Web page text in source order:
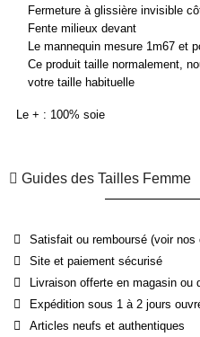
Fermeture à glissière invisible
Fente milieux devant
Le mannequin mesure 1m67 et
Ce produit taille normalement,
votre taille habituelle
Le + : 100% soie
Guides des Tailles Femme
Satisfait ou remboursé (voir nos
Site et paiement sécurisé
Livraison offerte en magasin ou
Expédition sous 1 à 2 jours
Articles neufs et authentiques